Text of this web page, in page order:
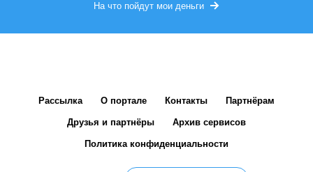
На что пойдут мои деньги
Рассылка О портале Контакты Партнёрам
Друзья и партнёры Архив сервисов
Политика конфиденциальности